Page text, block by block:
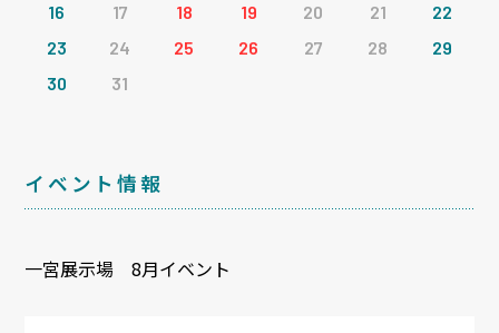
16
17 18 19 20 21
22
23
24 25 26 27 28
29
30
31
イベント情報
一宮展示場 8月イベント